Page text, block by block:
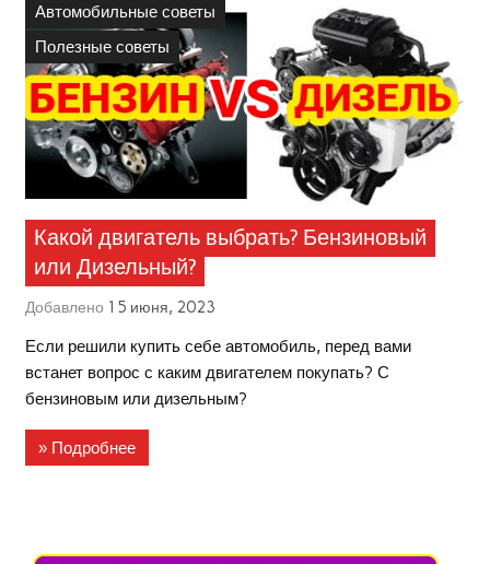
Автомобильные советы
Полезные советы
Какой двигатель выбрать? Бензиновый
или Дизельный?
Добавлено 15 июня, 2023
Если решили купить себе автомобиль, перед вами
встанет вопрос с каким двигателем покупать? С
бензиновым или дизельным?
» Подробнее